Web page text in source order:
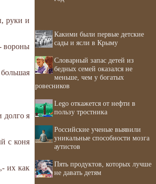
руки и
вороны
долго я
с коня
их как
Какими были первые детские
сады и ясли в Крыму
Словарный запас детей из
бедных семей оказался не
меньше, чем у богатых
ровесников
Lego откажется от нефти в
пользу тростника
Российские ученые выявили
уникальные способности мозга
аутистов
Пять продуктов, которых лучше
не давать детям